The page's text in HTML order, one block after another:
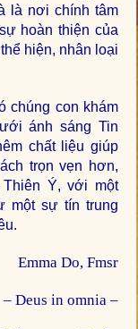
là nơi chính tâm
hoàn thiện của
hiện, nhân loại
chúng con khám
ánh sáng Tin
chất liệu giúp
trọn vẹn hơn,
Ý, với một
một sự tín trung
Emma Do, Fmsr
– Deus in omnia –